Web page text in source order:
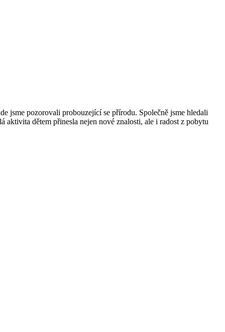
jsme pozorovali probouzející se přírodu. Společně jsme hledali
dětem přinesla nejen nové znalosti, ale i radost z pobytu